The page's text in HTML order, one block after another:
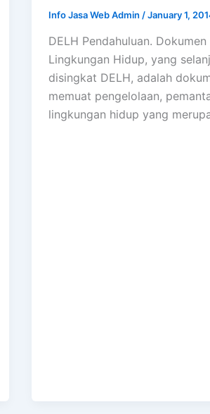
Info Jasa Web Admin /January 1,
DELH Pendahuluan. Dokumen
Lingkungan Hidup, yang
disingkat DELH, adalah
memuat pengelolaan,
lingkungan hidup yang